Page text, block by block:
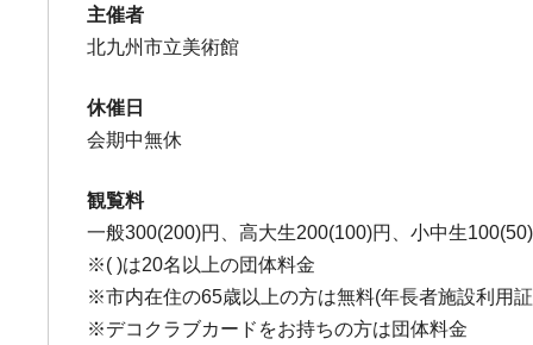
主催者
北九州市立美術館
休催日
会期中無休
観覧料
一般300(200)円、高大生200(100)円、小中生100(50)
※( )は20名以上の団体料金
※市内在住の65歳以上の方は無料(年長者施設利用
※デコクラブカードをお持ちの方は団体料金